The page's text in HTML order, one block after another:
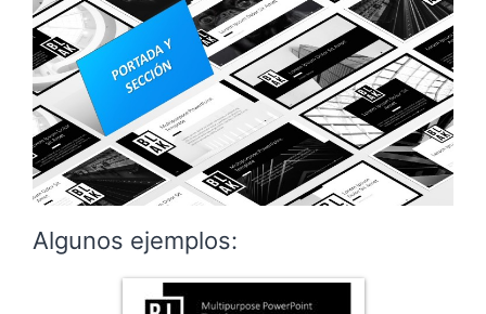
Algunos ejemplos: